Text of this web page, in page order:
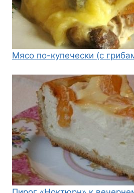
Мясо по-купечески (с